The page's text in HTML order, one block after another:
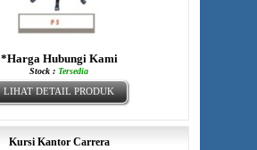
*Harga Hubungi Kami
Stock : Tersedia
LIHAT DETAIL PRODUK
Kursi Kantor Carrera